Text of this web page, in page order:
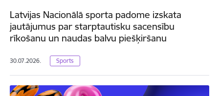
Latvijas Nacionālā sporta padome izskata
jautājumus par starptautisku sacensību
rīkošanu un naudas balvu piešķiršanu
30.07.2026. Sports